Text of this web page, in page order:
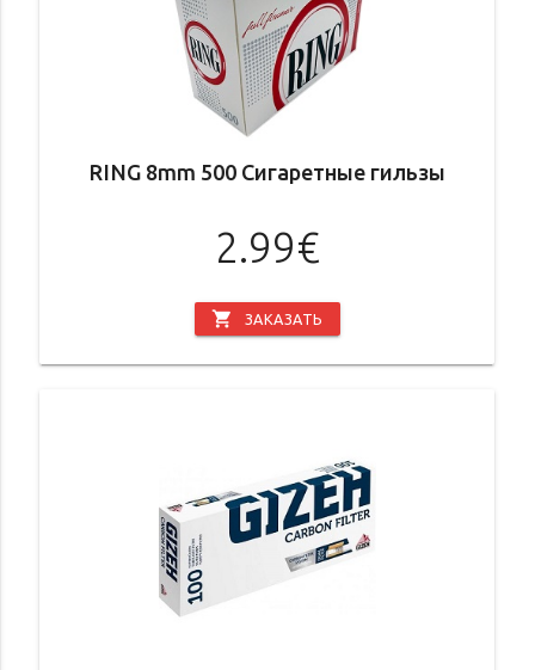
RING 8mm 500 Сигаретные гильзы
2.99€
shopping_cart ЗАКАЗАТЬ